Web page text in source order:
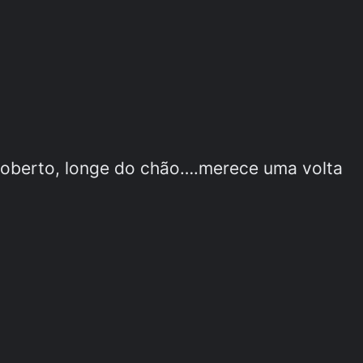
longe do chão….merece uma volta